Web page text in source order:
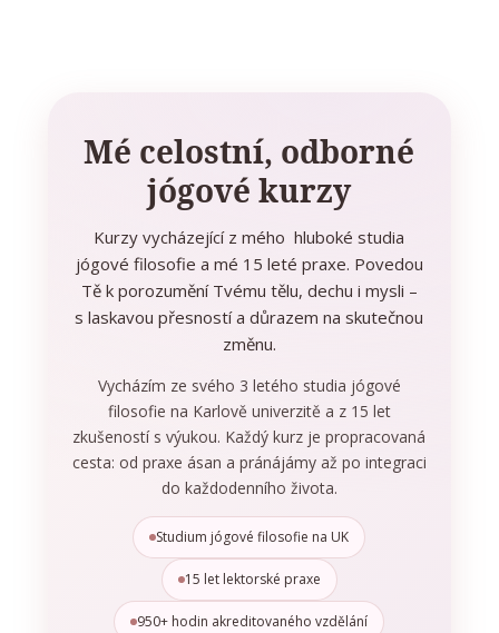
Mé celostní, odborné
jógové kurzy
Kurzy vycházející z mého hluboké studia
jógové filosofie a mé 15 leté praxe. Povedou
Tě k porozumění Tvému tělu, dechu i mysli –
s laskavou přesností a důrazem na skutečnou
změnu.
Vycházím ze svého 3 letého studia jógové
filosofie na Karlově univerzitě a z 15 let
zkušeností s výukou. Každý kurz je propracovaná
cesta: od praxe ásan a pránájámy až po integraci
do každodenního života.
Studium jógové filosofie na UK
15 let lektorské praxe
950+ hodin akreditovaného vzdělání